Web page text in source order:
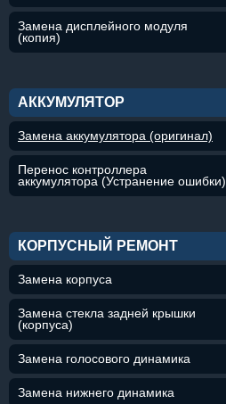
Замена дисплейного модуля
(копия)
АККУМУЛЯТОР
Замена аккумулятора (оригинал)
Перенос контроллера
аккумулятора (Устранение ошибки)
КОРПУСНЫЙ РЕМОНТ
Замена корпуса
Замена стекла задней крышки
(корпуса)
Замена голосового динамика
Замена нижнего динамика